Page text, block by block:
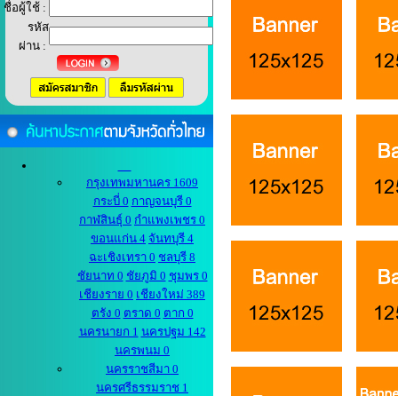
ชื่อผู้ใช้ :
รหัส
ผ่าน :
กรุงเทพมหานคร 1609
กระบี่ 0 กาญจนบุรี 0
กาฬสินธุ์ 0 กำแพงเพชร 0
ขอนแก่น 4 จันทบุรี 4
ฉะเชิงเทรา 0 ชลบุรี 8
ชัยนาท 0 ชัยภูมิ 0 ชุมพร 0
เชียงราย 0 เชียงใหม่ 389
ตรัง 0 ตราด 0 ตาก 0
นครนายก 1 นครปฐม 142
นครพนม 0
นครราชสีมา 0
นครศรีธรรมราช 1